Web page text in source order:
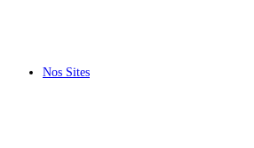
Nos Sites